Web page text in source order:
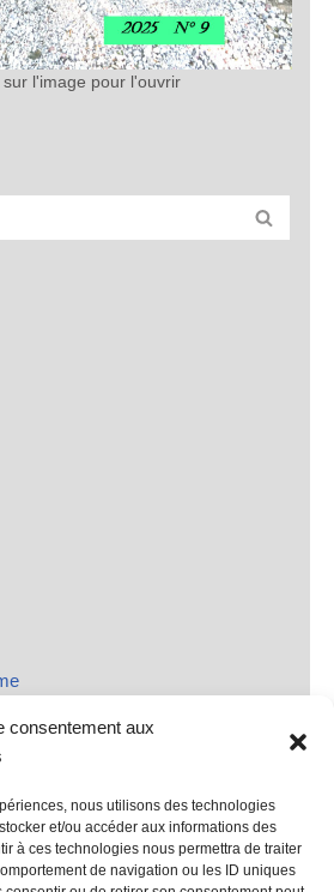
consentement aux
nous utilisons des technologies
et/ou accéder aux informations des
à ces technologies nous permettra de traiter
de navigation ou les ID uniques
sur l'image pour l'ouvrir